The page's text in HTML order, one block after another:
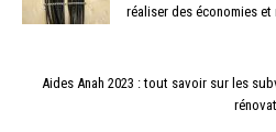
réaliser des économies et
Aides Anah 2023 : tout savoir sur les